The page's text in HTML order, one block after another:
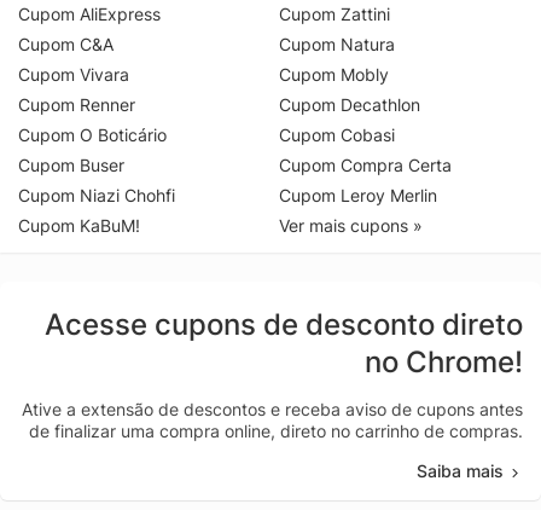
Cupom AliExpress
Cupom C&A
Cupom Vivara
Cupom Renner
Cupom O Boticário
Cupom Buser
Cupom Niazi Chohfi
Cupom KaBuM!
Cupom Zattini
Cupom Natura
Cupom Mobly
Cupom Decathlon
Cupom Cobasi
Cupom Compra Certa
Cupom Leroy Merlin
Ver mais cupons »
Acesse cupons de desconto direto
no Chrome!
Ative a extensão de descontos e receba aviso de cupons antes
de finalizar uma compra online, direto no carrinho de compras.
Saiba mais